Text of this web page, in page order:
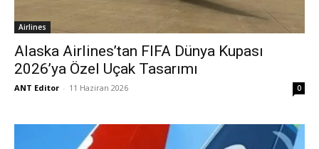
Airlines
Alaska Airlines’tan FIFA Dünya Kupası
2026’ya Özel Uçak Tasarımı
ANT Editor - 11 Haziran 2026 0